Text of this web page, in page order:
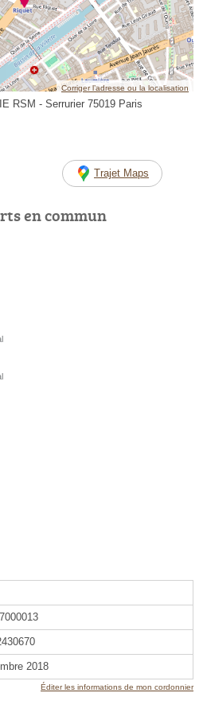
Corriger l’adresse ou la localisation
RSM - Serrurier 75019 Paris
Trajet Maps
en commun
2018
Éditer les informations de mon cordonnier